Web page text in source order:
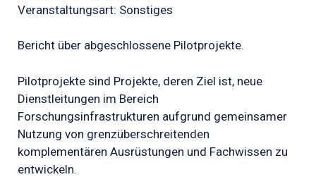
Veranstaltungsart: Sonstiges
Bericht über abgeschlossene Pilotprojekte.
Pilotprojekte sind Projekte, deren Ziel ist, neue
Dienstleitungen im Bereich
Forschungsinfrastrukturen aufgrund gemeinsamer
Nutzung von grenzüberschreitenden
komplementären Ausrüstungen und Fachwissen zu
entwickeln.